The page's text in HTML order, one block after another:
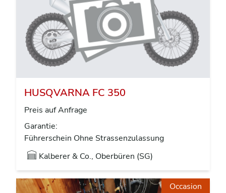
HUSQVARNA FC 350
Preis auf Anfrage
Garantie:
Führerschein Ohne Strassenzulassung
Kalberer & Co., Oberbüren (SG)
Occasion